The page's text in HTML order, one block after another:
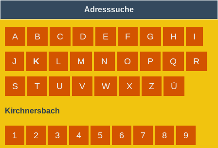
Adresssuche
A B C D E F G H I
J K L M N O P Q R
S T U V W X Z Ü
Kirchnersbach
1 2 3 4 5 6 7 8 9